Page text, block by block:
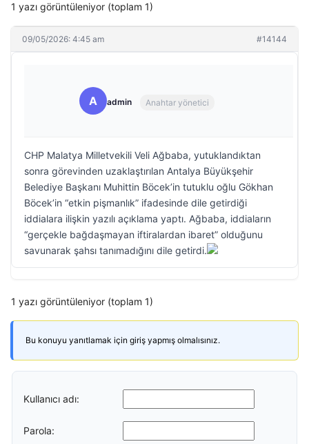
1 yazı görüntüleniyor (toplam 1)
09/05/2026: 4:45 am #14144
A admin Anahtar yönetici
CHP Malatya Milletvekili Veli Ağbaba, yutuklandıktan
sonra görevinden uzaklaştırılan Antalya Büyükşehir
Belediye Başkanı Muhittin Böcek’in tutuklu oğlu Gökhan
Böcek’in “etkin pişmanlık” ifadesinde dile getirdiği
iddialara ilişkin yazılı açıklama yaptı. Ağbaba, iddiaların
“gerçekle bağdaşmayan iftiralardan ibaret” olduğunu
savunarak şahsı tanımadığını dile getirdi.
1 yazı görüntüleniyor (toplam 1)
Bu konuyu yanıtlamak için giriş yapmış olmalısınız.
Kullanıcı adı:
Parola: